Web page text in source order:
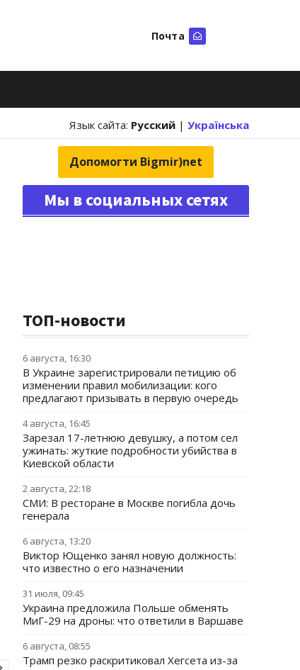
Почта
Язык сайта: Русский | Українська
Допомогти Bigmir)net
Мы в социальных сетях
ТОП-новости
6 августа, 16:30
В Украине зарегистрировали петицию об
изменении правил мобилизации: кого
предлагают призывать в первую очередь
4 августа, 16:45
Зарезал 17-летнюю девушку, а потом сел
ужинать: жуткие подробности убийства в
Киевской области
2 августа, 22:18
СМИ: В ресторане в Москве погибла дочь
генерала
6 августа, 13:20
Виктор Ющенко занял новую должность:
что известно о его назначении
31 июля, 09:45
Украина предложила Польше обменять
МиГ-29 на дроны: что ответили в Варшаве
6 августа, 08:55
Трамп резко раскритиковал Хегсета из-за